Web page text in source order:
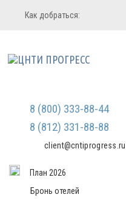
Регистрация
Мы не передаем ваши данные
третьим лицам и не рассылаем
Вход в систему
Как добраться:
8 (800) 333-88-44
8 (812) 331-88-88
client@cntiprogress.ru
План 2026
Бронь отелей